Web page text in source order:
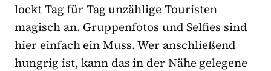
lockt Tag für Tag unzählige Touristen
magisch an. Gruppenfotos und Selfies sind
hier einfach ein Muss. Wer anschließend
hungrig ist, kann das in der Nähe gelegene